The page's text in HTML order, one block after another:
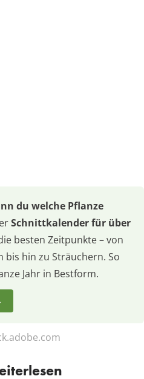
du welche Pflanze
Schnittkalender für über
besten Zeitpunkte – von
bis hin zu Sträuchern. So
Jahr in Bestform.